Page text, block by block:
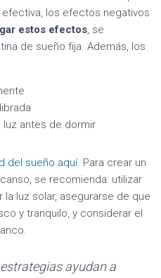
los efectos negativos
estos efectos, se
de sueño fija. Además, los
luz antes de dormir
del sueño aquí. Para crear un
se recomienda: utilizar
luz solar, asegurarse de que
y tranquilo, y considerar el
ayudan a